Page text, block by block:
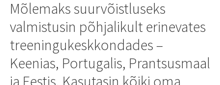
Mõlemaks suurvõistluseks
valmistusin põhjalikult erinevates
treeningukeskkondades –
Keenias, Portugalis, Prantsusmaal